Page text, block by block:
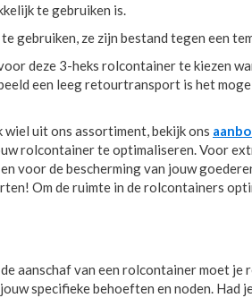
te gebruiken is.
gebruiken, ze zijn bestand tegen een
deze 3-heks rolcontainer te kiezen
een leeg retourtransport is het
uit ons assortiment, bekijk ons
rolcontainer te optimaliseren. Voor
voor de bescherming van jouw
Om de ruimte in de rolcontainers
aanschaf van een rolcontainer moet je
specifieke behoeften en noden. Had